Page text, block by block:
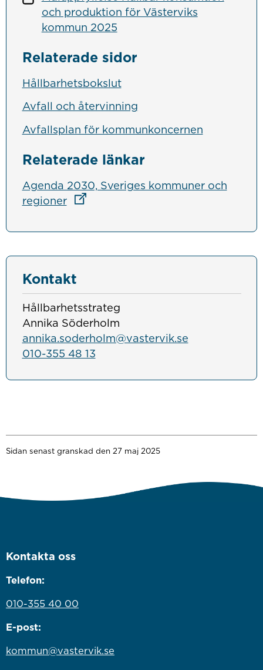
och produktion för Västerviks
kommun 2025
Relaterade sidor
Hållbarhetsbokslut
Avfall och återvinning
Avfallsplan för kommunkoncernen
Relaterade länkar
Agenda 2030, Sveriges kommuner och
regionerLänk till annan webbplats
Kontakt
Hållbarhetsstrateg
Annika Söderholm
annika.soderholm@vastervik.se
010-355 48 13
Sidan senast granskad den 27 maj 2025
Kontakta oss
Telefon:
010-355 40 00
E-post:
kommun@vastervik.se